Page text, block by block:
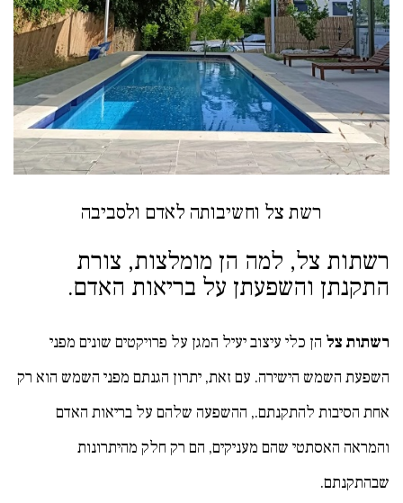
רשת צל וחשיבותה לאדם ולסביבה
רשתות צל, למה הן מומלצות, צורת
התקנתן והשפעתן על בריאות האדם.
רשתות צל הן כלי עיצוב יעיל המגן על פרויקטים שונים מפני
השפעת השמש הישירה. עם זאת, יתרון הגנתם מפני השמש הוא רק
אחת הסיבות להתקנתם., ההשפעה שלהם על בריאות האדם
והמראה האסתטי שהם מעניקים, הם רק חלק מהיתרונות
שבהתקנתם.